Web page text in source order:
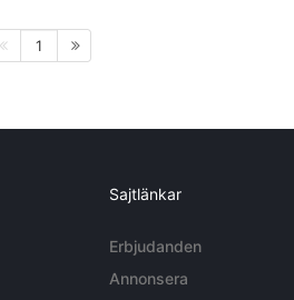
1
Sajtlänkar
Erbjudanden
Annonsera